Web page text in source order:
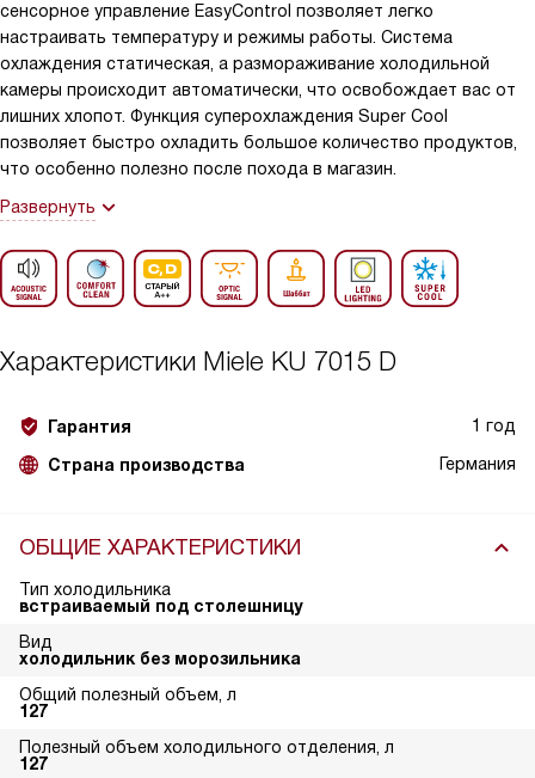
сенсорное управление EasyControl позволяет легко
настраивать температуру и режимы работы. Система
охлаждения статическая, а размораживание холодильной
камеры происходит автоматически, что освобождает вас от
лишних хлопот. Функция суперохлаждения Super Cool
позволяет быстро охладить большое количество продуктов,
что особенно полезно после похода в магазин.
Развернуть
Характеристики Miele KU 7015 D
Гарантия 1 год
Страна производства Германия
ОБЩИЕ ХАРАКТЕРИСТИКИ
Тип холодильника
встраиваемый под столешницу
Вид
холодильник без морозильника
Общий полезный объем, л
127
Полезный объем холодильного отделения, л
127